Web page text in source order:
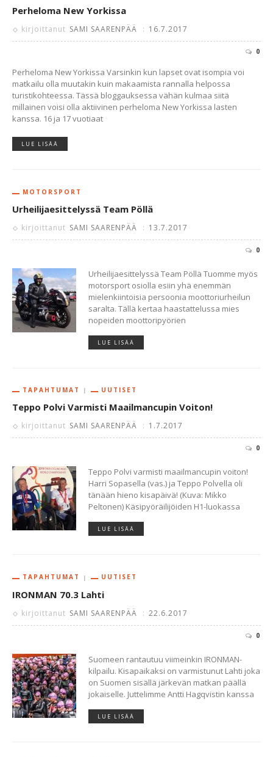
Perheloma New Yorkissa
kirjoittanut SAMI SAARENPÄÄ : 16.7.2017
0
Perheloma New Yorkissa Varsinkin kun lapset ovat isompia voi
matkailu olla muutakin kuin makaamista rannalla helpossa
turistikohteessa. Tässä bloggauksessa vähän kulmaa siitä
millainen voisi olla aktiivinen perheloma New Yorkissa lasten
kanssa. 16 ja 17 vuotiaat
LUE LISÄÄ
MOTORSPORT
Urheilijaesittelyssä Team Pöllä
kirjoittanut SAMI SAARENPÄÄ : 13.7.2017
0
Urheilijaesittelyssä Team Pöllä Tuomme myös
motorsport osiolla esiin yhä enemmän
mielenkiintoisia persoonia moottoriurheilun
saralta. Tällä kertaa haastattelussa mies
nopeiden moottoripyörien
LUE LISÄÄ
TAPAHTUMAT UUTISET
Teppo Polvi Varmisti Maailmancupin Voiton!
kirjoittanut SAMI SAARENPÄÄ : 1.7.2017
0
Teppo Polvi varmisti maailmancupin voiton!
Harri Sopasella (vas.) ja Teppo Polvella oli
tänään hieno kisapäivä! (Kuva: Mikko
Peltonen) Käsipyöräilijöiden H1-luokassa
LUE LISÄÄ
TAPAHTUMAT UUTISET
IRONMAN 70.3 Lahti
kirjoittanut SAMI SAARENPÄÄ : 22.6.2017
0
Suomeen rantautuu viimeinkin IRONMAN-
kilpailu. Kisapaikaksi on varmistunut Lahti joka
on Suomen sisällä järkevän matkan päällä
jokaiselle. Juttelimme Antti Hagqvistin kanssa
LUE LISÄÄ